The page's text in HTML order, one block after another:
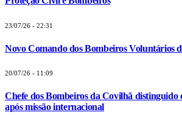
23/07/26 - 22:31
Novo Comando dos Bombeiros Voluntários
20/07/26 - 11:09
Chefe dos Bombeiros da Covilhã
após missão internacional